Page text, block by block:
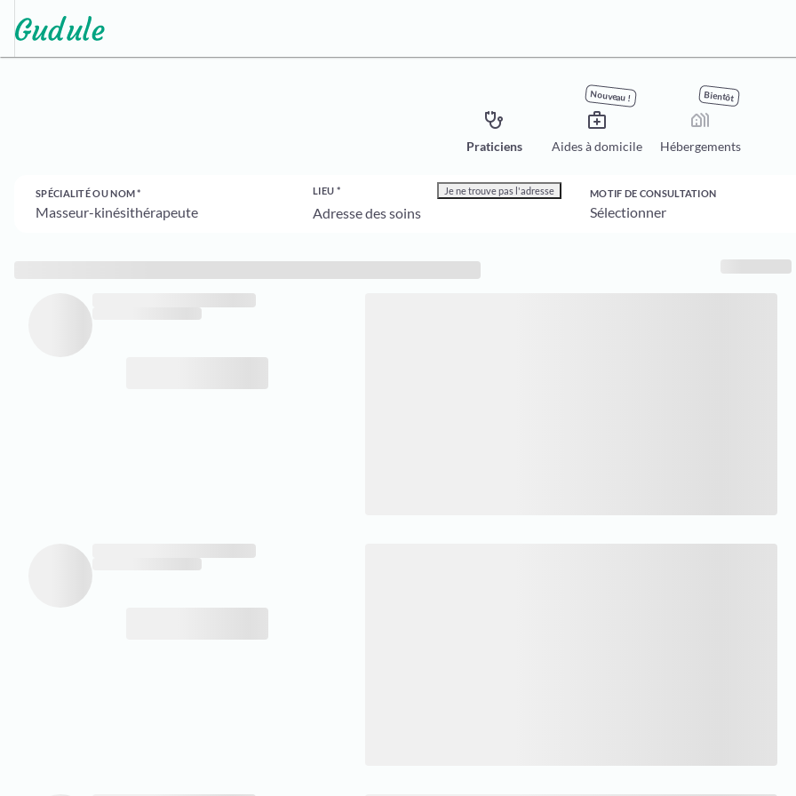
stethoscope
Praticiens
Nouveau !
medical_services
Aides à domicile
Bientôt
holiday_village
Hébergements
SPÉCIALITÉ OU NOM LIEU Je ne trouve pas l'adresse MOTIF DE CONSULTATION